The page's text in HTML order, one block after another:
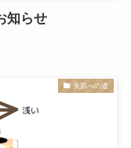
知らせ
美肌への道